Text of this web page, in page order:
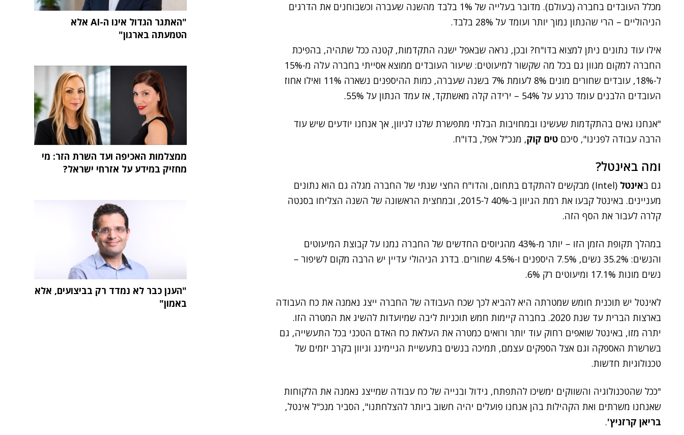
מכלל העובדים בחברה (בעולם). מדובר בעלייה של 1% בלבד מהשנה שעברה וכשבוחנים את הדרגים
הניהוליים – הרי שהנתון נמוך יותר ועומד על 28% בלבד.
אילו עוד נתונים ניתן למצוא בדו"ח? ובכן, נראה שבאפל ישנה התקדמות, קטנה ככל שתהיה, בהפיכת
החברה למקום מגוון גם בכל מה שקשור למיעוטים: שיעור העובדים ממוצא אסייתי בחברה עלה מ-15%
ל-18%, עובדים שחורים מונים 8% לעומת 7% בשנה שעברה, כמות ההיספנים נשארה 11% ואילו אחוז
העובדים הלבנים עומד כרגע על 54% – ירידה קלה מאשתקד, אז עמד הנתון על 55%.
"אנחנו גאים בהתקדמות שעשינו ובמחויבות הבלתי מתפשרת שלנו לגיוון, אך אנחנו יודעים שיש עוד
הרבה עבודה לפנינו", סיכם טים קוק, מנכ"ל אפל, בדו"ח.
ומה באינטל?
גם באינטל
(Intel) מבקשים להתקדם בתחום, והדו"ח החצי שנתי של החברה מגלה גם הוא נתונים
מעניינים. באינטל קבעו את רמת הגיוון ב-40% ל-2015, ובמחצית הראשונה של השנה הצליחו בסנטה
קלרה לעבור את הסף הזה.
במהלך תקופת הזמן הזו – יותר מ-43% מהגיוסים החדשים של החברה נמנו על קבוצת המיעוטים
והנשים: 35.2% נשים, 7.5% היספנים ו-4.5% שחורים. בדרג הניהולי עדיין יש הרבה מקום לשיפור –
נשים מונות 17.1% ומיעוטים רק 6%.
לאינטל יש תוכנית חומש שמטרתה היא להביא לכך שכח העבודה של החברה ייצג נאמנה את כח העבודה
בארצות הברית עד שנת 2020. בחברה קיימות חמש תוכניות ליבה שמיועדות להשיג את המטרה הזו.
יתרה מזו, באינטל שואפים רחוק עוד יותר ורואים כמטרה את העלאת כח האדם הטכני בכל התעשייה, גם
בשרשרת האספקה וגם אצל הספקים עצמם, תמיכה בנשים בתעשיית הגיימינג וגיוון בקרב יזמים של
טכנולוגיות חדשות.
"ככל שהטכנולוגיה והשווקים ימשיכו להתפתח, גידול ובנייה של כח עבודה שמייצג נאמנה את הלקוחות
שאנחנו משרתים ואת הקהילות בהן אנחנו פועלים יהיה חשוב ביותר להצלחתנו", הסביר מנכ"ל אינטל,
בריאן קרזניץ'.
"האתגר הגדול אינו ה-AI אלא
הטמעתה בארגון"
ממצלמות האכיפה ועד השרת הזר: מי
מחזיק במידע על אזרחי ישראל?
"הענן כבר לא נמדד רק בביצועים, אלא
באמון"